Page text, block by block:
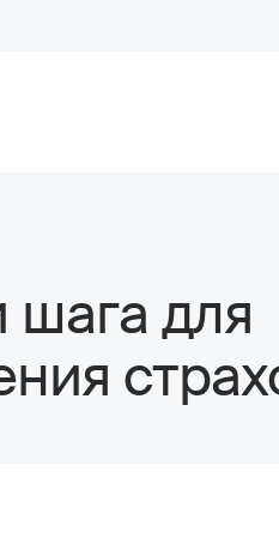
шага для